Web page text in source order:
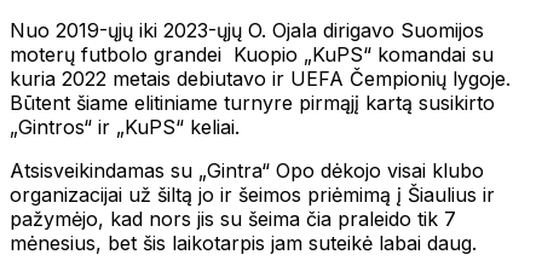
Nuo 2019-ųjų iki 2023-ųjų O. Ojala dirigavo Suomijos
moterų futbolo grandei Kuopio „KuPS“ komandai su
kuria 2022 metais debiutavo ir UEFA Čempionių lygoje.
Būtent šiame elitiniame turnyre pirmąjį kartą susikirto
„Gintros“ ir „KuPS“ keliai.
Atsisveikindamas su „Gintra“ Opo dėkojo visai klubo
organizacijai už šiltą jo ir šeimos priėmimą į Šiaulius ir
pažymėjo, kad nors jis su šeima čia praleido tik 7
mėnesius, bet šis laikotarpis jam suteikė labai daug.